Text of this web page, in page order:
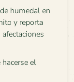
humedal en
y reporta
el